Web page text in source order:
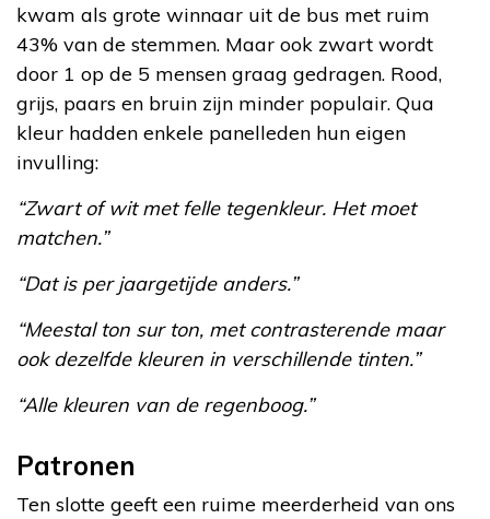
kwam als grote winnaar uit de bus met ruim
43% van de stemmen. Maar ook zwart wordt
door 1 op de 5 mensen graag gedragen. Rood,
grijs, paars en bruin zijn minder populair. Qua
kleur hadden enkele panelleden hun eigen
invulling:
“Zwart of wit met felle tegenkleur. Het moet
matchen.”
“Dat is per jaargetijde anders.”
“Meestal ton sur ton, met contrasterende maar
ook dezelfde kleuren in verschillende tinten.”
“Alle kleuren van de regenboog.”
Patronen
Ten slotte geeft een ruime meerderheid van ons